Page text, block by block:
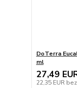
DoTerra
ml
27,49
22,35 EUR